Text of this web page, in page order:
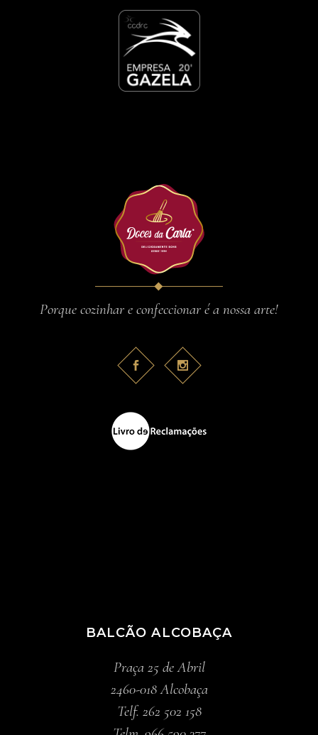
Porque cozinhar e confeccionar é a nossa arte!
BALCÃO ALCOBAÇA
Praça 25 de Abril
2460-018 Alcobaça
Telf. 262 502 158